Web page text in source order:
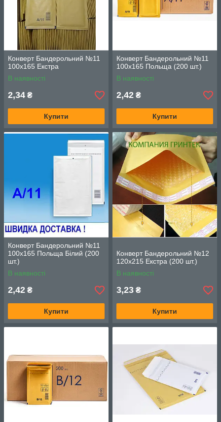
Конверт Бандерольний №11
100х165 Екстра
В наявності
2,34 ₴
Купити
Конверт Бандерольний №11
100х165 Польща (200 шт.)
В наявності
2,42 ₴
Купити
Конверт Бандерольний №11
100х165 Польща Білий (200
шт.)
В наявності
2,42 ₴
Купити
Конверт Бандерольний №12
120х215 Екстра (200 шт.)
В наявності
3,23 ₴
Купити